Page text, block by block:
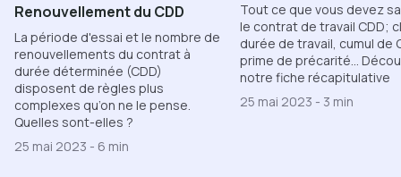
Renouvellement du CDD
La période d'essai et le nombre de
renouvellements du contrat à
durée déterminée (CDD)
disposent de règles plus
complexes qu’on ne le pense.
Quelles sont-elles ?
25 mai 2023 - 6 min
Tout ce que vous devez
le contrat de travail CDD;
durée de travail, cumul de
prime de précarité...
notre fiche récapitulative
25 mai 2023 - 3 min